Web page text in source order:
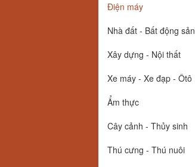
Điện máy
Nhà đất - Bất động sản
Xây dựng - Nội thất
Xe máy - Xe đạp - Ôtô
Ẩm thực
Cây cảnh - Thủy sinh
Thú cưng - Thú nuôi